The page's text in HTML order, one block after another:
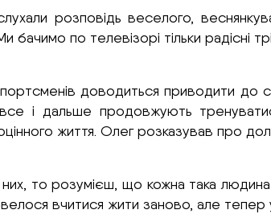
розповідь веселого,
бачимо по телевізорі тільки радісні
доводиться приводити до
і дальше продовжують
життя. Олег розказував про
то розумієш, що кожна така
вчитися жити заново, але